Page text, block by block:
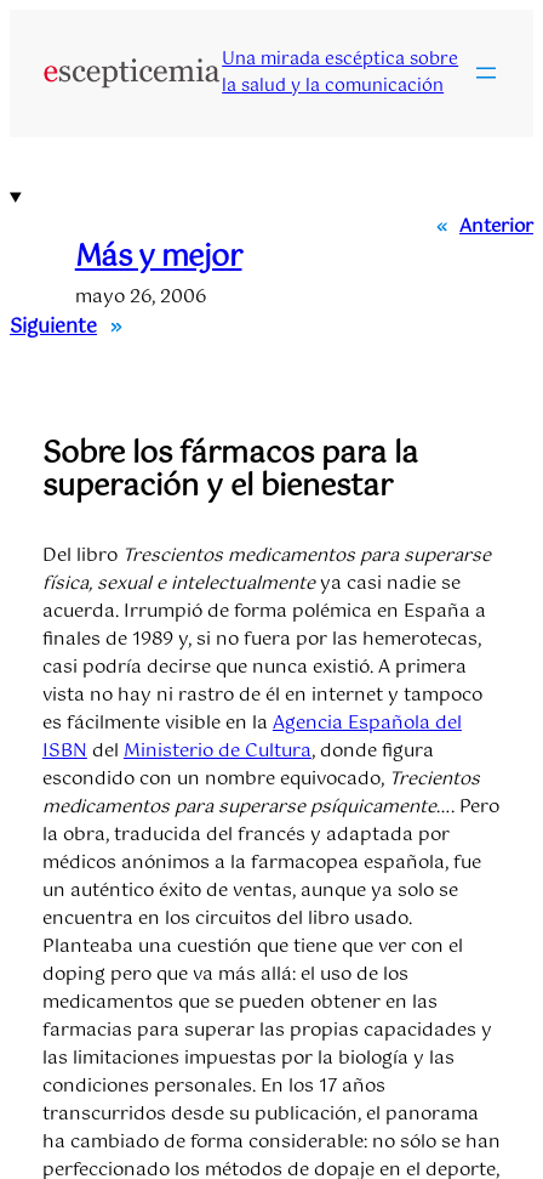
contenido
Una mirada escéptica sobre
la salud y la comunicación
« Anterior
Más y mejor
mayo 26, 2006
Siguiente »
Sobre los fármacos para la
superación y el bienestar
Del libro Trescientos medicamentos para superarse
física, sexual e intelectualmenteya casi nadie se
acuerda. Irrumpió de forma polémica en España a
finales de 1989 y, si no fuera por las hemerotecas,
casi podría decirse que nunca existió. A primera
vista no hay ni rastro de él en internet y tampoco
es fácilmente visible en laAgencia Española del
ISBNdelMinisterio de Cultura, donde figura
escondido con un nombre equivocado, Trecientos
medicamentos para superarse psíquicamente…. Pero
la obra, traducida del francés y adaptada por
médicos anónimos a la farmacopea española, fue
un auténtico éxito de ventas, aunque ya solo se
encuentra en los circuitos del libro usado.
Planteaba una cuestión que tiene que ver con el
doping pero que va más allá: el uso de los
medicamentos que se pueden obtener en las
farmacias para superar las propias capacidades y
las limitaciones impuestas por la biología y las
condiciones personales. En los 17 años
transcurridos desde su publicación, el panorama
ha cambiado de forma considerable: no sólo se han
perfeccionado los métodos de dopaje en el deporte,